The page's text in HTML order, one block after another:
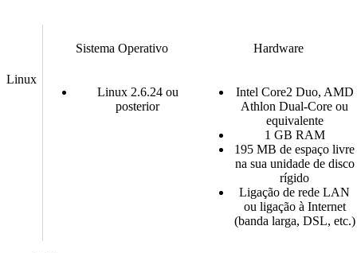
Sistema Operativo Hardware
Linux
Linux 2.6.24 ou
posterior
Intel Core2 Duo, AMD
Athlon Dual-Core ou
equivalente
1 GB RAM
195 MB de espaço livre
na sua unidade de disco
rígido
Ligação de rede LAN
ou ligação à Internet
(banda larga, DSL, etc.)